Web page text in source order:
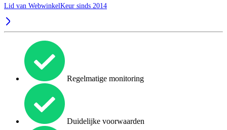
Lid van WebwinkelKeur sinds 2014
Regelmatige monitoring
Duidelijke voorwaarden